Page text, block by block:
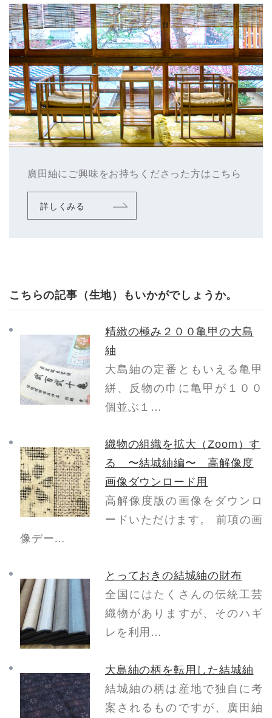
廣田紬にご興味をお持ちくださった方はこちら
詳しくみる
こちらの記事（生地）もいかがでしょうか。
精緻の極み２００亀甲の大島
紬
大島紬の定番ともいえる亀甲
絣、反物の巾に亀甲が１００
個並ぶ１…
織物の組織を拡大（Zoom）す
る 〜結城紬編〜 高解像度
画像ダウンロード用
高解像度版の画像をダウンロ
ードいただけます。 前項の画
像デー…
とっておきの結城紬の財布
全国にはたくさんの伝統工芸
織物がありますが、そのハギ
レを利用…
大島紬の柄を転用した結城紬
結城紬の柄は産地で独自に考
案されるものですが、廣田紬